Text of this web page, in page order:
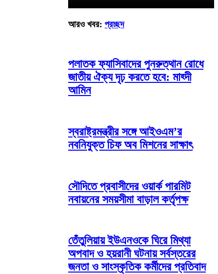
আরও খবর: প্রচ্ছদ
পলাতক ফ্যাসিবাদের পুনরুত্থান রোধে
জাতীয় ঐক্য দৃঢ় করতে হবে: মাহ্দী
আমিন
স্বরাষ্ট্রমন্ত্রীর সঙ্গে আইওএম’র
নবনিযুক্ত চিফ অব মিশনের সাক্ষাৎ
সৌদিতে প্রবাসীদের ওয়ার্ক পারমিট
নবায়নের সময়সীমা বাড়াল কর্তৃপক্ষ
তেঁতুলিয়ায় ইউএনওকে ঘিরে মিথ্যা
অপবাদ ও হয়রানী ঘটনায় সর্বস্তরের
জনতা ও সাংস্কৃতিক কর্মীদের প্রতিবাদ